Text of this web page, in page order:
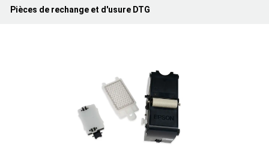
Pièces de rechange et d'usure DTG